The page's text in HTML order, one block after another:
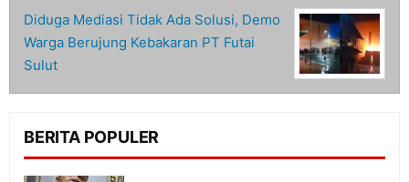
Diduga Mediasi Tidak Ada Solusi, Demo
Warga Berujung Kebakaran PT Futai
Sulut
BERITA POPULER